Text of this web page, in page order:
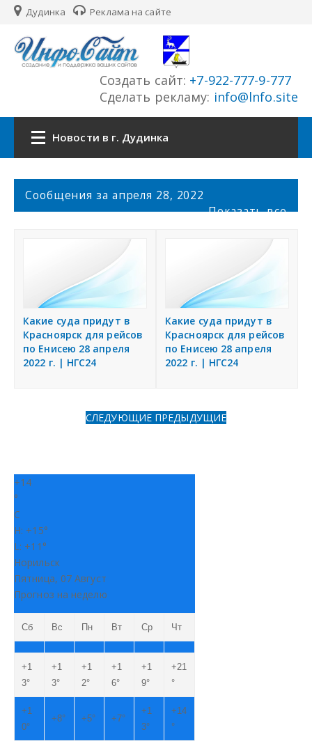
Дудинка Реклама на сайте
Создать сайт: +7-922-777-9-777
Сделать рекламу: info@lnfo.site
Новости в г. Дудинка
Главная
История города
Разместить объявление
Регионы России
Создание сайтов
Сообщения за апреля 28, 2022
Показать все
Какие суда придут в
Красноярск для рейсов
по Енисею 28 апреля
2022 г. | НГС24
Какие суда придут в
Красноярск для рейсов
по Енисею 28 апреля
2022 г. | НГС24
СЛЕДУЮЩИЕ ПРЕДЫДУЩИЕ
+14
°
C
H: +15°
L: +11°
Норильск
Пятница, 07 Август
Прогноз на неделю
Сб Вс Пн Вт Ср Чт
+1
3°
+1
3°
+1
2°
+1
6°
+1
9°
+21
°
+1
0°
+8° +5° +7°
+1
3°
+14
°